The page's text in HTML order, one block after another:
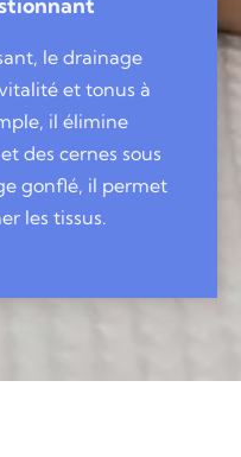
le drainage
et tonus à
il élimine
des cernes sous
gonflé, il permet
les tissus.